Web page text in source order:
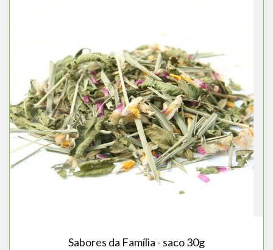
Sabores da Família - saco 30g